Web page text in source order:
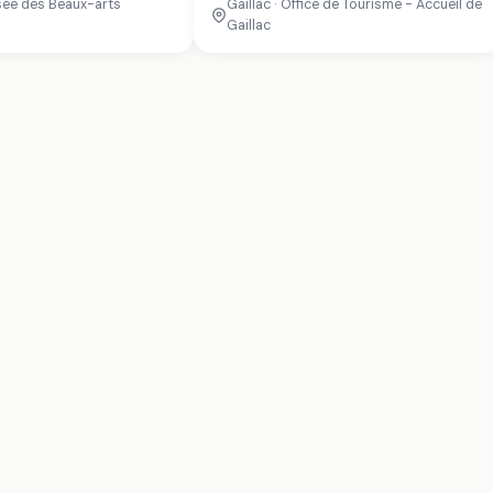
des Beaux-arts
Gaillac · Office de Tourisme - Accueil de
Gaillac